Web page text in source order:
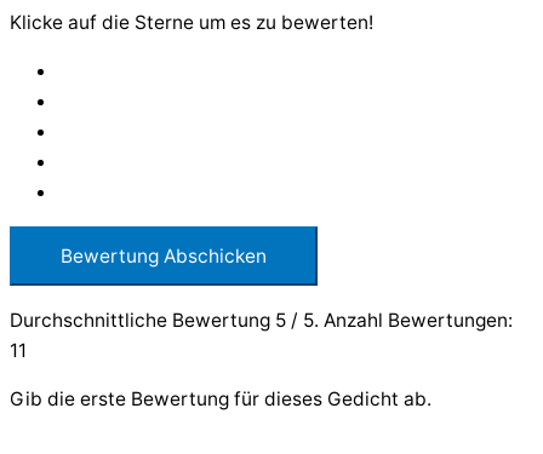
Klicke auf die Sterne um es zu bewerten!
Bewertung Abschicken
Durchschnittliche Bewertung 5 / 5. Anzahl Bewertungen:
11
Gib die erste Bewertung für dieses Gedicht ab.